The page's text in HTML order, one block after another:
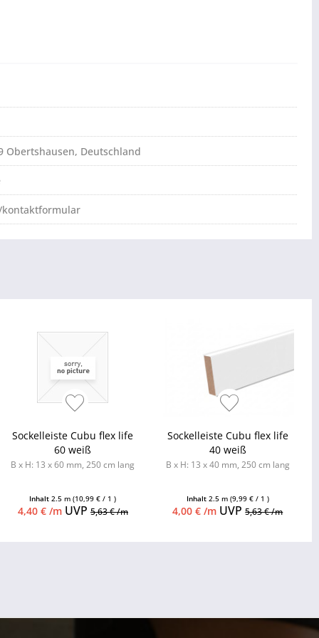
Obertshausen, Deutschland
Sockelleiste Cubu flex life
60 weiß
B x H: 13 x 60 mm, 250 cm lang
Inhalt2.5 m(10,99 € / 1 )
4,40 € /mUVP 5,63 € /m
Sockelleiste Cubu flex life
40 weiß
B x H: 13 x 40 mm, 250 cm lang
Inhalt 2.5 m (9,99 € / 1 )
4,00 € /m UVP5,63 € /m